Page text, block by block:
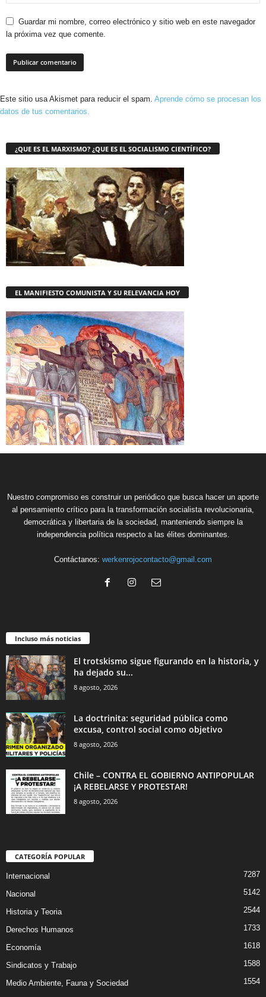
Guardar mi nombre, correo electrónico y sitio web en este navegador
la próxima vez que comente.
Este sitio usa Akismet para reducir el spam. Aprende cómo se procesan los
datos de tus comentarios.
¿QUE ES EL MARXISMO? ¿QUE ES EL SOCIALISMO CIENTÍFICO?
EL MANIFIESTO COMUNISTA Y SU RELEVANCIA HOY
Nuestro compromiso es construir un periódico que busca hacer un aporte
al pensamiento crítico para la transformación socialista revolucionaria,
democrática y libertaria de la sociedad, manteniendo siempre la
independencia política respecto a las élites dominantes.
Contáctanos: werkenrojocontacto@gmail.com
Incluso más noticias
El trotskismo sigue figurando en la historia, y
ha dejado su...
8 agosto, 2026
La doctrinita: seguridad pública como
excusa, control social como objetivo
8 agosto, 2026
Chile – CONTRA EL GOBIERNO ANTIPOPULAR
¡A REBELARSE Y PROTESTAR!
8 agosto, 2026
CATEGORÍA POPULAR
Internacional 7287
Nacional 5142
Historia y Teoria 2544
Derechos Humanos 1733
Economía 1618
Sindicatos y Trabajo 1588
Medio Ambiente, Fauna y Sociedad 1554